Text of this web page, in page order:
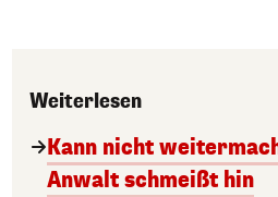
Weiterlesen
Kann nicht
Anwalt schmeißt hin